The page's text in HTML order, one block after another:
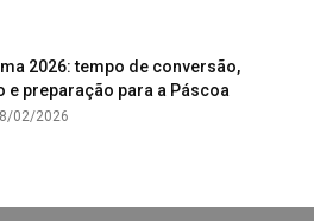
2026: tempo de conversão,
e preparação para a Páscoa
02/2026